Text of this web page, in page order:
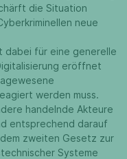
die Situation
neue
dabei für eine generelle
eröffnet
werden muss.
handelnde Akteure
entsprechend darauf
zweiten Gesetz zur
Systeme